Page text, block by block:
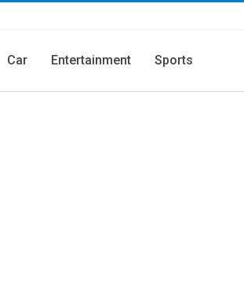
Car Entertainment Sports